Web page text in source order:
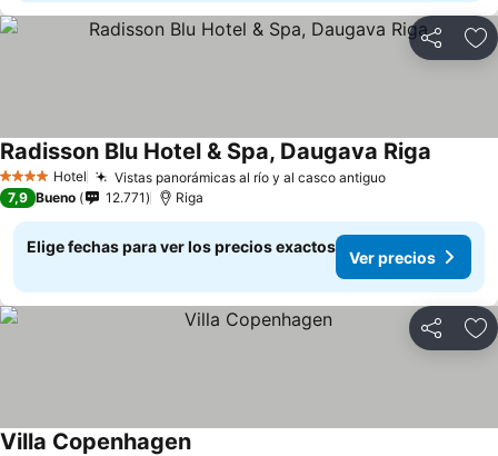
Compartir
4 EstrellasHotel Vistas panorámicas al río y al casco antiguo
Radisson Blu Hotel & Spa, Daugava Riga
7,9 Bueno 12.771 Riga
Elige fechas para ver los precios exactos
Ver precios
Compartir
Villa Copenhagen